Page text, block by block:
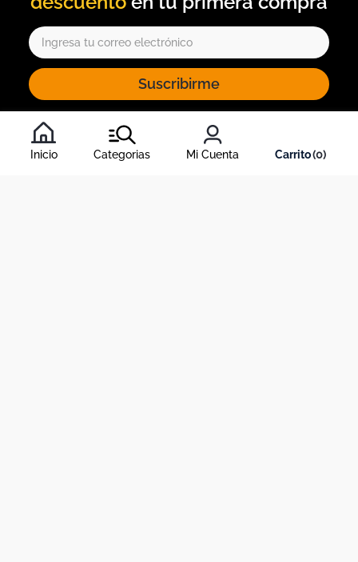
Inicio Categorias Mi Cuenta 0
Suscribirme
Al inscribirte al newsletter, aceptas nuestros
condiciones
, y nuestrapolítica de tratamiento de información